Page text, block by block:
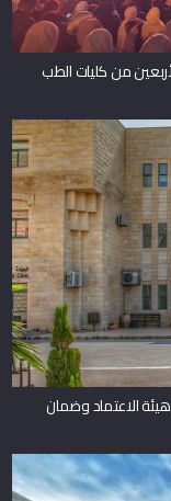
من كليات الطب
الاعتماد وضمان